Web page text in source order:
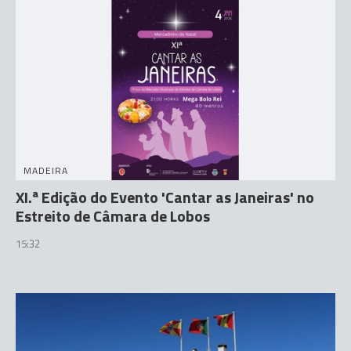
MADEIRA
XI.ª Edição do Evento 'Cantar as Janeiras' no
Estreito de Câmara de Lobos
15:32